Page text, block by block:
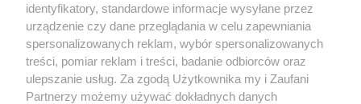
identyfikatory, standardowe informacje wysyłane przez
urządzenie czy dane przeglądania w celu zapewniania
spersonalizowanych reklam, wybór spersonalizowanych
treści, pomiar reklam i treści, badanie odbiorców oraz
ulepszanie usług. Za zgodą Użytkownika my i Zaufani
Partnerzy możemy używać dokładnych danych